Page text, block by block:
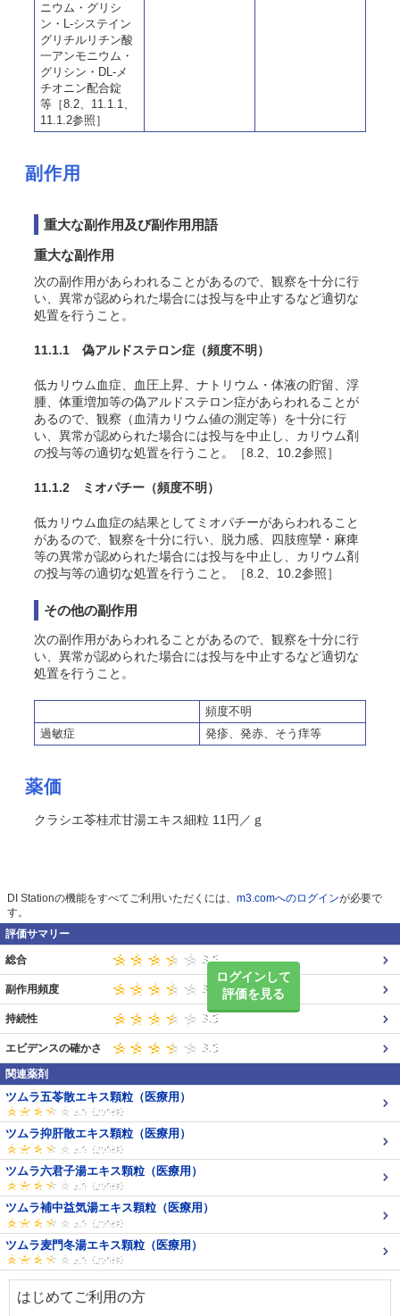
ニウム・グリシ
ン・L-システイン
グリチルリチン酸
一アンモニウム・
グリシン・DL-メ
チオニン配合錠
等［8.2、11.1.1、
11.1.2参照］
副作用
重大な副作用及び副作用用語
重大な副作用
次の副作用があらわれることがあるので、観察を十分に行
い、異常が認められた場合には投与を中止するなど適切な
処置を行うこと。
11.1.1 偽アルドステロン症 （頻度不明）
低カリウム血症、血圧上昇、ナトリウム・体液の貯留、浮
腫、体重増加等の偽アルドステロン症があらわれることが
あるので、観察（血清カリウム値の測定等）を十分に行
い、異常が認められた場合には投与を中止し、カリウム剤
の投与等の適切な処置を行うこと。［8.2、10.2参照］
11.1.2 ミオパチー （頻度不明）
低カリウム血症の結果としてミオパチーがあらわれること
があるので、観察を十分に行い、脱力感、四肢痙攣・麻痺
等の異常が認められた場合には投与を中止し、カリウム剤
の投与等の適切な処置を行うこと。［8.2、10.2参照］
その他の副作用
次の副作用があらわれることがあるので、観察を十分に行
い、異常が認められた場合には投与を中止するなど適切な
処置を行うこと。
頻度不明
過敏症
発疹、発赤、 そう 痒等
薬価
クラシエ苓桂朮甘湯エキス細粒 11円／ｇ
DI Stationの機能をすべてご利用いただくには、 m3.comへのログインが必要で
す。
評価サマリー
ログインして
評価を見る
総合
副作用頻度
持続性
エビデンスの確かさ
関連薬剤
ツムラ五苓散エキス顆粒（医療用）
ツムラ抑肝散エキス顆粒（医療用）
ツムラ六君子湯エキス顆粒（医療用）
ツムラ補中益気湯エキス顆粒（医療用）
ツムラ麦門冬湯エキス顆粒（医療用）
はじめてご利用の方